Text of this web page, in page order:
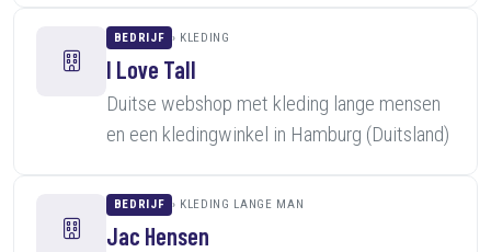
BEDRIJF KLEDING
I Love Tall
Duitse webshop met kleding lange mensen
en een kledingwinkel in Hamburg (Duitsland)
BEDRIJF KLEDING LANGE MAN
Jac Hensen